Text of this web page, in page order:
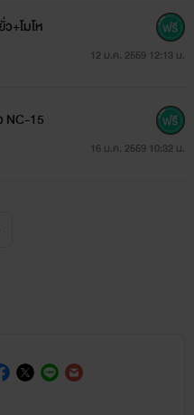
อเม้ามอยได้ตลอดเวลาที่แฟน
สามีแจจุง
+โมโห
12 ม.ค. 2559 12:13 น.
NC-15
16 ม.ค. 2559 10:32 น.